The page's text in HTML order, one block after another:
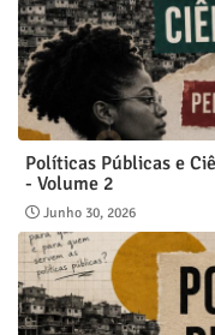
Políticas Públicas e
- Volume 2
Junho 30, 2026